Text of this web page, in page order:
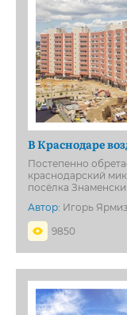
В Краснодаре
Постепенно
краснодарский
посёлка
Автор: Игорь
9850